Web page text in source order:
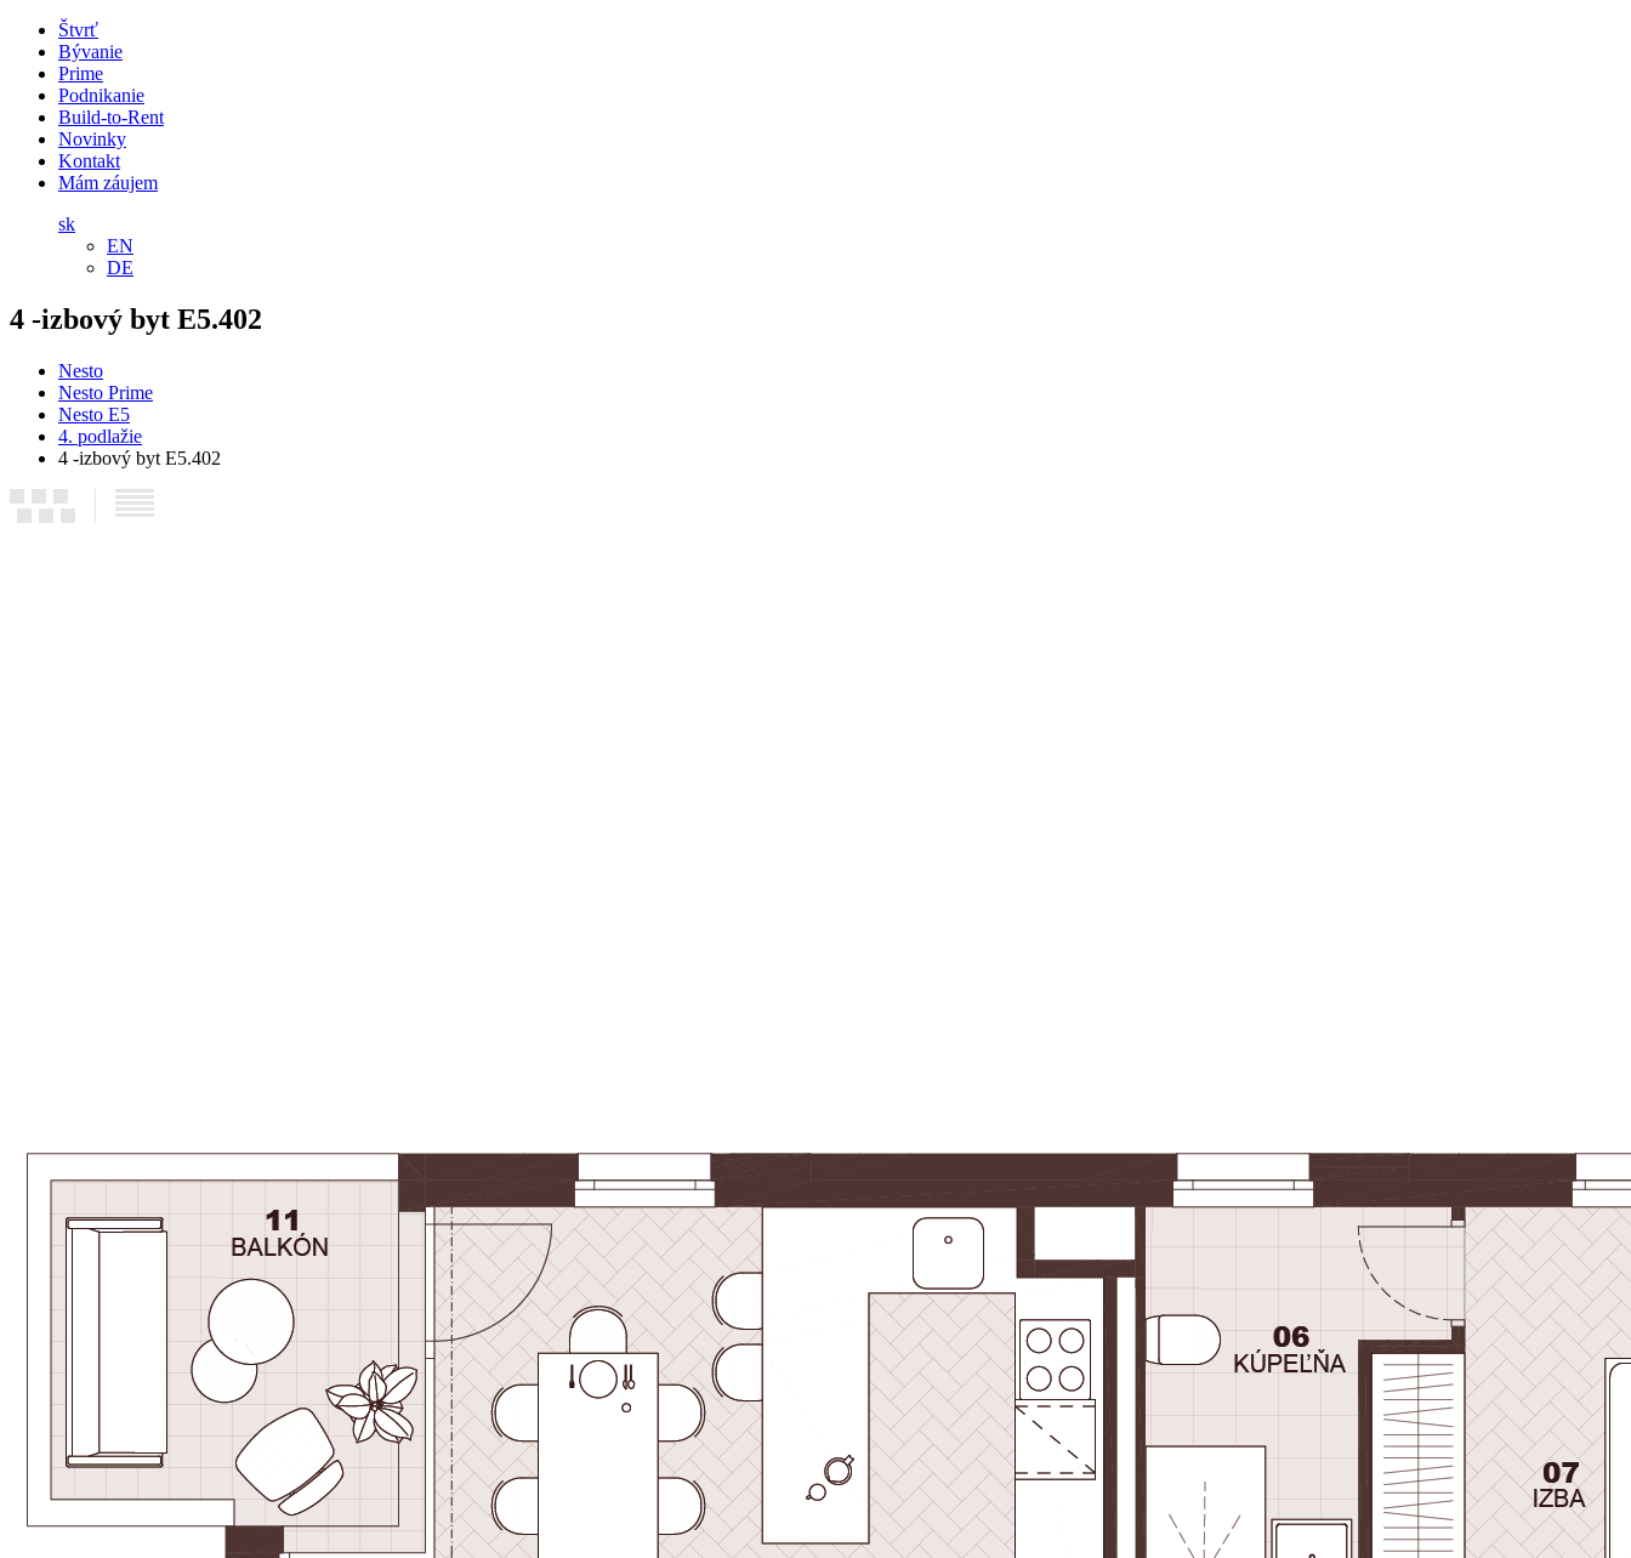
Štvrť
Bývanie
Prime
Podnikanie
Build-to-Rent
Novinky
Kontakt
Mám záujem
sk
EN
DE
4 -izbový byt E5.402
Nesto
Nesto Prime
Nesto E5
4. podlažie
4 -izbový byt E5.402